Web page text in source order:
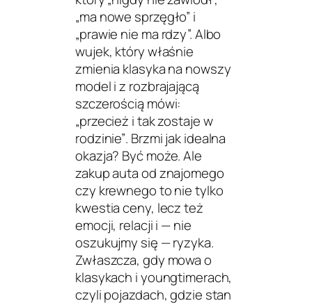
„ma nowe sprzęgło” i
„prawie nie ma rdzy”. Albo
wujek, który właśnie
zmienia klasyka na nowszy
model i z rozbrajającą
szczerością mówi:
„przecież i tak zostaje w
rodzinie”. Brzmi jak idealna
okazja? Być może. Ale
zakup auta od znajomego
czy krewnego to nie tylko
kwestia ceny, lecz też
emocji, relacji i — nie
oszukujmy się — ryzyka.
Zwłaszcza, gdy mowa o
klasykach i youngtimerach,
czyli pojazdach, gdzie stan